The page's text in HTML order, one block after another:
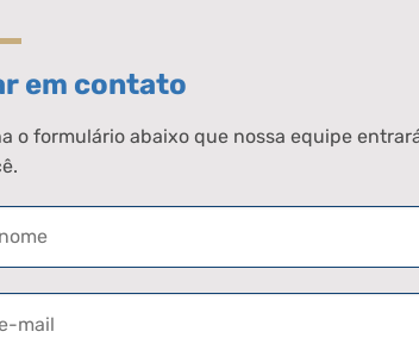
em contato
o formulário abaixo que nossa equipe